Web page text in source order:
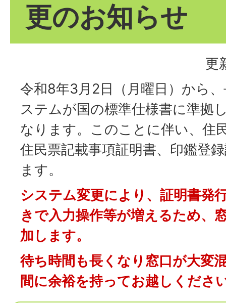
更のお知らせ
更
令和8年3月2日（月曜日）から
ステムが国の標準仕様書に準拠
なります。このことに伴い、住
住民票記載事項証明書、印鑑登
ます。
システム変更により、証明書発
きで入力操作等が増えるため、
加します。
待ち時間も長くなり窓口が大変
間に余裕を持ってお越しくださ